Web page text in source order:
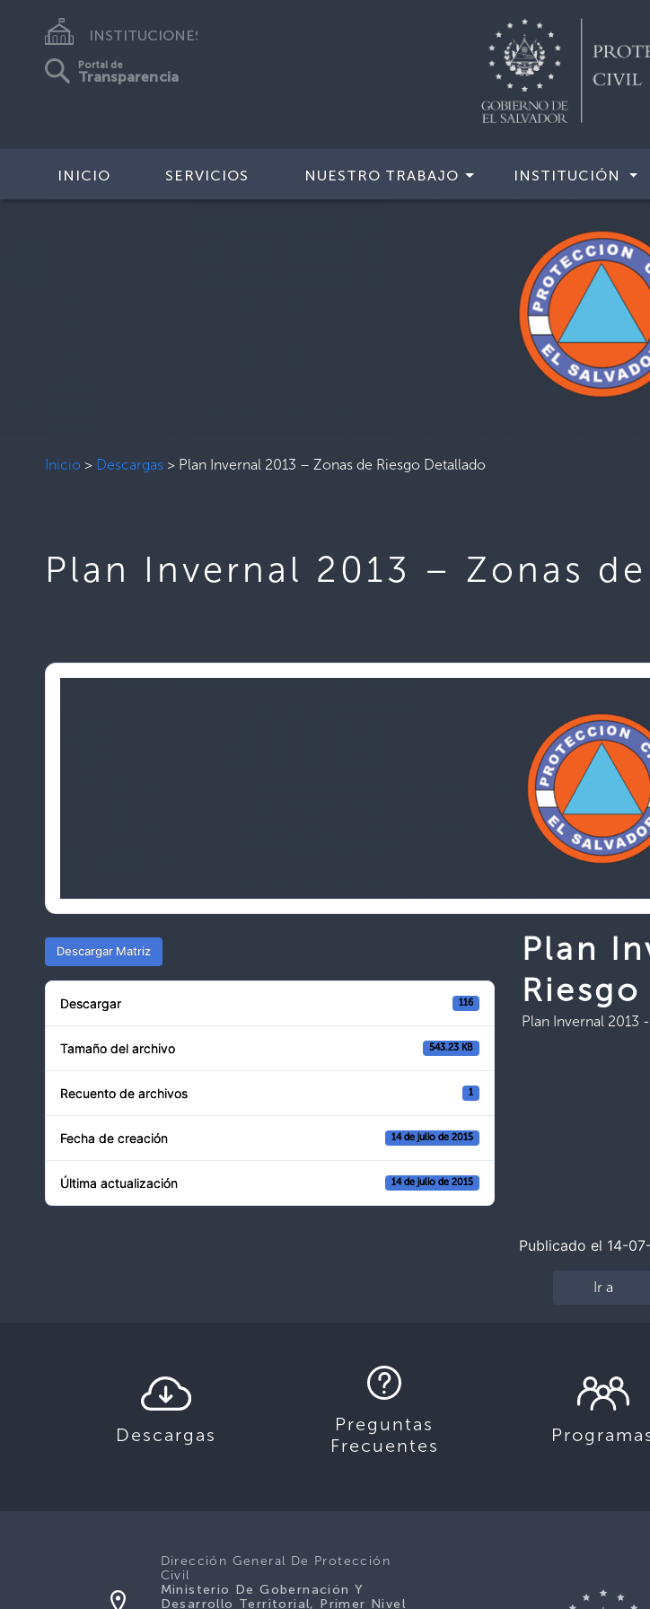
INSTITUCIONES
Portal de
Transparencia
INICIO SERVICIOS NUESTRO TRABAJO INSTITUCIÓN
Inicio > Descargas > Plan Invernal 2013 – Zonas de Riesgo Detallado
Plan Invernal 2013 – Zonas
Descargar Matriz
Descargar 116
Tamaño del archivo 543.23 KB
Recuento de archivos 1
Fecha de creación 14 de julio de 2015
Última actualización 14 de julio de 2015
Plan
Plan Invernal 2013
Publicado el 14-
Ir a
Descargas
Preguntas
Frecuentes
Dirección General De Protección
Civil
Ministerio De Gobernación Y
Desarrollo Territorial, Primer Nivel